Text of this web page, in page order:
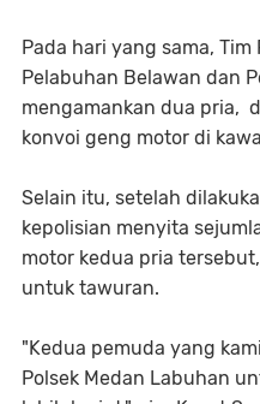
Pada hari yang sama, Tim
Pelabuhan Belawan dan
mengamankan dua pria,
konvoi geng motor di
Selain itu, setelah
kepolisian menyita
motor kedua pria
untuk tawuran.
"Kedua pemuda yang
Polsek Medan Labuhan